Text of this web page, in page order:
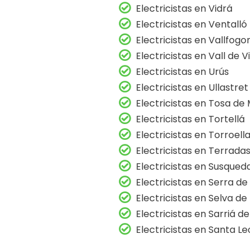
Electricistas en Vidrá
Electricistas en Ventalló
Electricistas en
Electricistas en Vall de
Electricistas en Urús
Electricistas en Ullastret
Electricistas en Tosa de
Electricistas en Tortellá
Electricistas en
Electricistas en Terradas
Electricistas en
Electricistas en Serra de
Electricistas en Selva de
Electricistas en Sarriá
Electricistas en Santa